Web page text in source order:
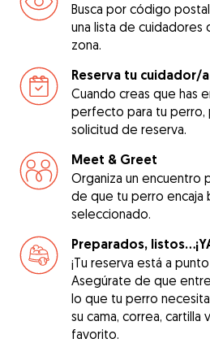
Busca por código
una lista de cuidadores
zona.
Reserva tu cuidador/a
Cuando creas que has
perfecto para tu perro,
solicitud de reserva.
Meet & Greet
Organiza un encuentro
de que tu perro encaja
seleccionado.
Preparados,
¡Tu reserva está a
Asegúrate de que
lo que tu perro
su cama, correa, cartilla
favorito.